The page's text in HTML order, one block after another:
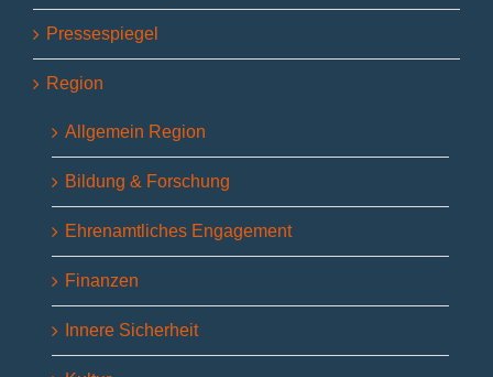
Pressespiegel
Region
Allgemein Region
Bildung & Forschung
Ehrenamtliches Engagement
Finanzen
Innere Sicherheit